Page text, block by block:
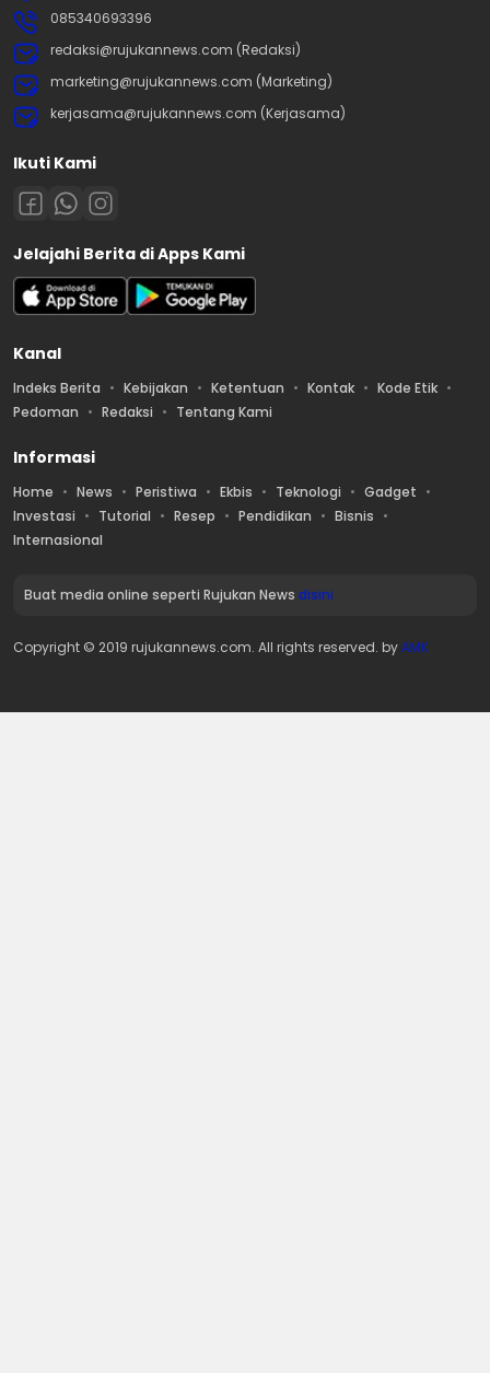
085340693396
redaksi@rujukannews.com (Redaksi)
marketing@rujukannews.com (Marketing)
kerjasama@rujukannews.com (Kerjasama)
Ikuti Kami
Jelajahi Berita di Apps Kami
Kanal
Indeks Berita Kebijakan Ketentuan Kontak
Kode Etik
Pedoman
Redaksi Tentang Kami
Informasi
Home News Peristiwa Ekbis Teknologi
Gadget
Investasi
Tutorial Resep Pendidikan
Bisnis
Internasional
Buat media online seperti Rujukan News disini
Copyright © 2019 rujukannews.com. All rights reserved. byAMK